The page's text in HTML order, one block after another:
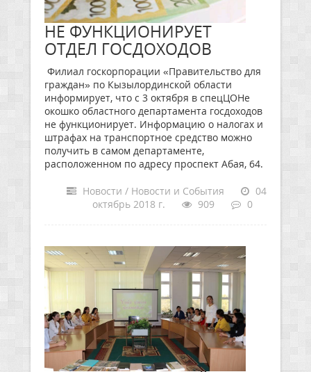
НЕ ФУНКЦИОНИРУЕТ
ОТДЕЛ ГОСДОХОДОВ
Филиал госкорпорации «Правительство для
граждан» по Кызылординской области
информирует, что с 3 октября в спецЦОНе
окошко областного департамента госдоходов
не функционирует. Информацию о налогах и
штрафах на транспортное средство можно
получить в самом департаменте,
расположенном по адресу проспект Абая, 64.
Новости / Новости и События
04
октябрь 2018 г.
909 0